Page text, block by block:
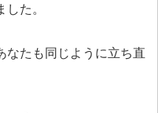
た。
なたも同じように立ち直